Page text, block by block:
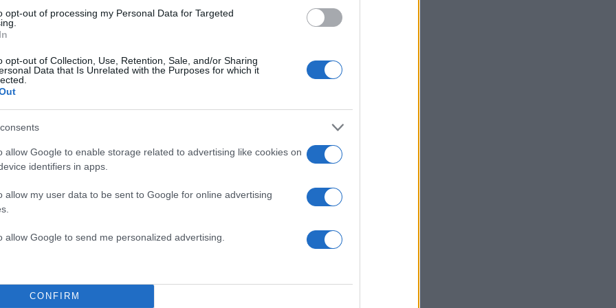
opt-out of processing my Personal Data for Targeted
opt-out of Collection, Use, Retention, Sale, and/or Sharing
Data that Is Unrelated with the Purposes for which it
allow Google to enable storage related to advertising like cookies on
identifiers in apps.
allow my user data to be sent to Google for online advertising
allow Google to send me personalized advertising.
CONFIRM
ανωτέρω ποσά του τέλους πρέπει να αναγράφονται με
παραστατικά πώλησης προ ΦΠΑ.
αποτελούν έσοδο του Δημοσίου, το οποίο
ΑΑΔΕ και στη συνέχεια αποδίδεται υπέρ του Ελληνικού
(ΕΟΑΝ).
επιχείρησης περιλαμβάνεται και η υποχρεωτική διάθεση
με την προβλεπόμενη σήμανση.
5.000 ευρώ, ανάλογα με την βαρύτητα της